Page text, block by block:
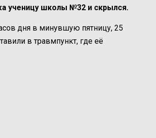
ученицу школы №32 и скрылся.
дня в минувшую пятницу, 25
в травмпункт, где её